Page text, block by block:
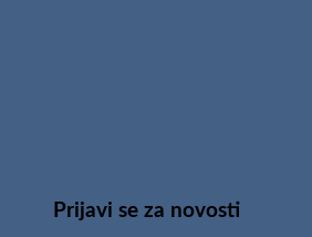
Prijavi se za novosti